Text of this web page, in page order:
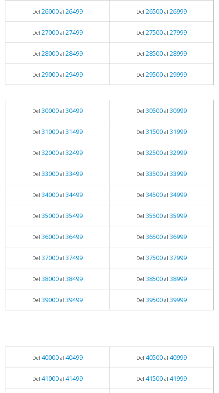
Del 26000al 26499 Del 26500al 26999
Del 27000al 27499 Del 27500al 27999
Del 28000al 28499 Del 28500al 28999
Del 29000al 29499 Del 29500al 29999
Del 30000al 30499 Del 30500al 30999
Del 31000al 31499 Del 31500al 31999
Del 32000al 32499 Del 32500al 32999
Del 33000al 33499 Del 33500al 33999
Del 34000al 34499 Del 34500al 34999
Del 35000al 35499 Del 35500al 35999
Del 36000al 36499 Del 36500al 36999
Del 37000al 37499 Del 37500al 37999
Del 38000al 38499 Del 38500al 38999
Del 39000al 39499 Del 39500al 39999
Del 40000al 40499 Del 40500al 40999
Del 41000al 41499 Del 41500al 41999